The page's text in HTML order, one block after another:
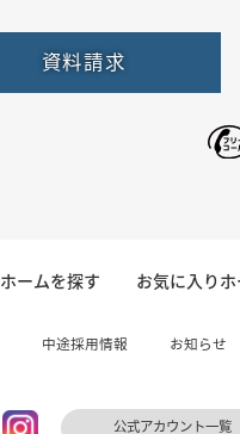
資料請求
ホームを探す お気に入り
中途採用情報 お知らせ
公式アカウント一覧